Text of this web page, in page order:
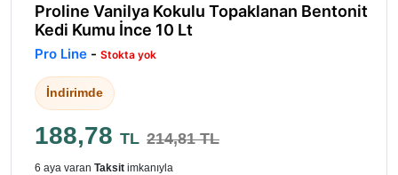
Proline Vanilya Kokulu Topaklanan Bentonit
Kedi Kumu İnce 10 Lt
Pro Line - Stokta yok
İndirimde
188,78 TL 214,81 TL
6 aya varan Taksit imkanıyla